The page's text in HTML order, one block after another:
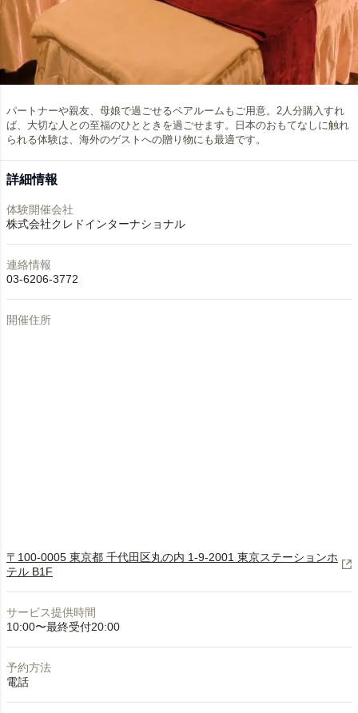
パートナーや親友、母娘で過ごせるペアルームもご用意。2人分購入すれ
ば、大切な人との至福のひとときを過ごせます。日本のおもてなしに触れ
られる体験は、海外のゲストへの贈り物にも最適です。
詳細情報
体験開催会社
株式会社クレドインターナショナル
連絡情報
03-6206-3772
開催住所
〒100-0005 東京都 千代田区丸の内 1-9-2001 東京ステーションホ
テル B1F
サービス提供時間
10:00〜最終受付20:00
予約方法
電話